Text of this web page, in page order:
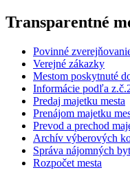
Transparentné
Povinné
Verejné zákazky
Mestom poskytnuté
Informácie podľa
Predaj majetku mesta
Prenájom majetku
Prevod a prechod
Archív výberových
Správa nájomných
Rozpočet mesta